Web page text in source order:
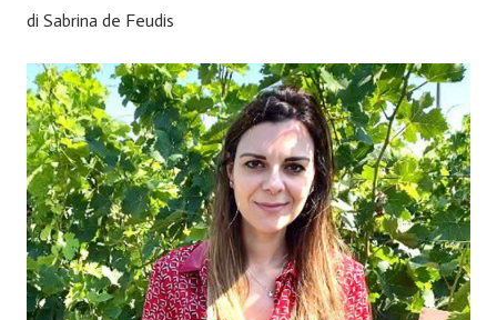
di Sabrina de Feudis